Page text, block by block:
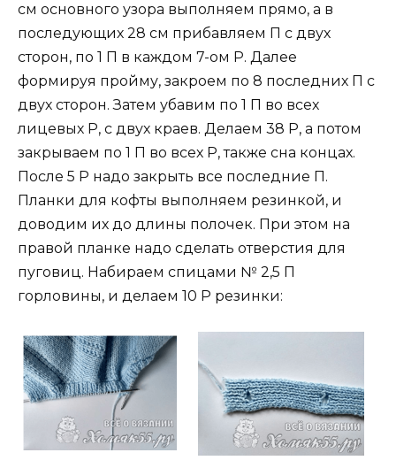
см основного узора выполняем прямо, а в
последующих 28 см прибавляем П с двух
сторон, по 1 П в каждом 7-ом Р. Далее
формируя пройму, закроем по 8 последних П с
двух сторон. Затем убавим по 1 П во всех
лицевых Р, с двух краев. Делаем 38 Р, а потом
закрываем по 1 П во всех Р, также сна концах.
После 5 Р надо закрыть все последние П.
Планки для кофты выполняем резинкой, и
доводим их до длины полочек. При этом на
правой планке надо сделать отверстия для
пуговиц. Набираем спицами № 2,5 П
горловины, и делаем 10 Р резинки: